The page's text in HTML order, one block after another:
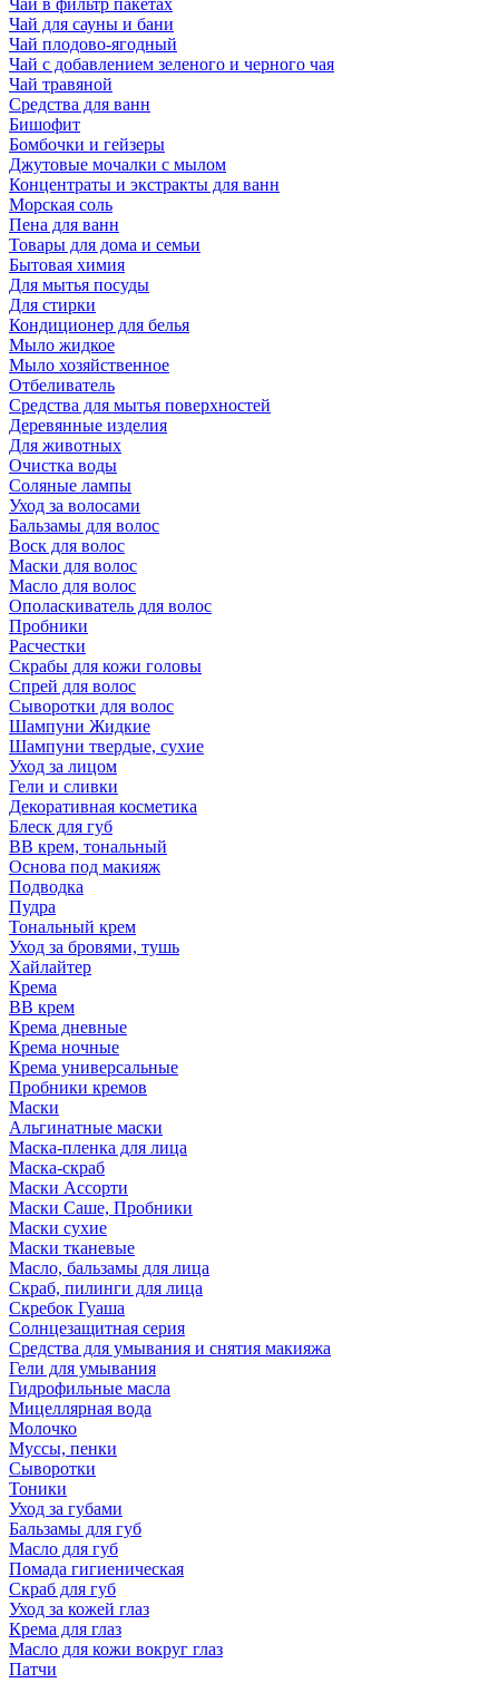
Чай в фильтр пакетах
Чай для сауны и бани
Чай плодово-ягодный
Чай с добавлением зеленого и черного чая
Чай травяной
Средства для ванн
Бишофит
Бомбочки и гейзеры
Джутовые мочалки с мылом
Концентраты и экстракты для ванн
Морская соль
Пена для ванн
Товары для дома и семьи
Бытовая химия
Для мытья посуды
Для стирки
Кондиционер для белья
Мыло жидкое
Мыло хозяйственное
Отбеливатель
Средства для мытья поверхностей
Деревянные изделия
Для животных
Очистка воды
Соляные лампы
Уход за волосами
Бальзамы для волос
Воск для волос
Маски для волос
Масло для волос
Ополаскиватель для волос
Пробники
Расчестки
Скрабы для кожи головы
Спрей для волос
Сыворотки для волос
Шампуни Жидкие
Шампуни твердые, сухие
Уход за лицом
Гели и сливки
Декоративная косметика
Блеск для губ
ВВ крем, тональный
Основа под макияж
Подводка
Пудра
Тональный крем
Уход за бровями, тушь
Хайлайтер
Крема
ВВ крем
Крема дневные
Крема ночные
Крема универсальные
Пробники кремов
Маски
Альгинатные маски
Маска-пленка для лица
Маска-скраб
Маски Ассорти
Маски Саше, Пробники
Маски сухие
Маски тканевые
Масло, бальзамы для лица
Скраб, пилинги для лица
Скребок Гуаша
Солнцезащитная серия
Средства для умывания и снятия макияжа
Гели для умывания
Гидрофильные масла
Мицеллярная вода
Молочко
Муссы, пенки
Сыворотки
Тоники
Уход за губами
Бальзамы для губ
Масло для губ
Помада гигиеническая
Скраб для губ
Уход за кожей глаз
Крема для глаз
Масло для кожи вокруг глаз
Патчи